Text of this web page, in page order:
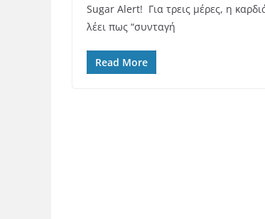
Sugar Alert! Για τρεις μέρες, η
λέει πως “συνταγή
Read More